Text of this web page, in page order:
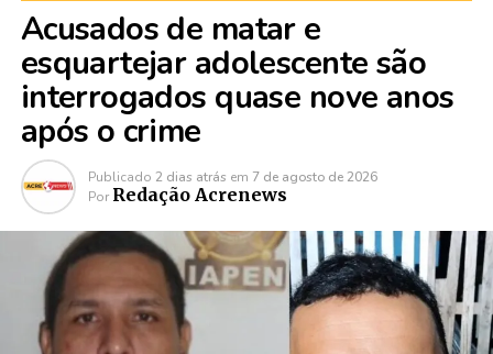
Acusados de matar e
esquartejar adolescente são
interrogados quase nove anos
após o crime
Publicado 2 dias atrás em 7 de agosto de 2026
Por Redação Acrenews